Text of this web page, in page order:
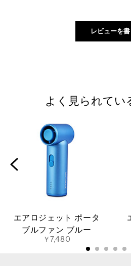
よく見られてい
エアロジェット ポータ
ブルファン ブルー
￥7,480